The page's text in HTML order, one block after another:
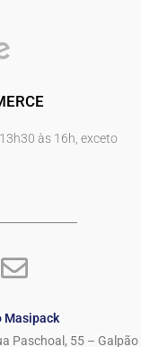
às 16h, exceto
Masipack
Paschoal, 55 – Galpão